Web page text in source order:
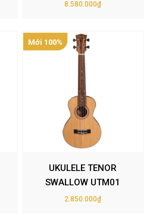
8.580.000₫
Mới 100%
UKULELE TENOR
SWALLOW UTM01
2.850.000₫